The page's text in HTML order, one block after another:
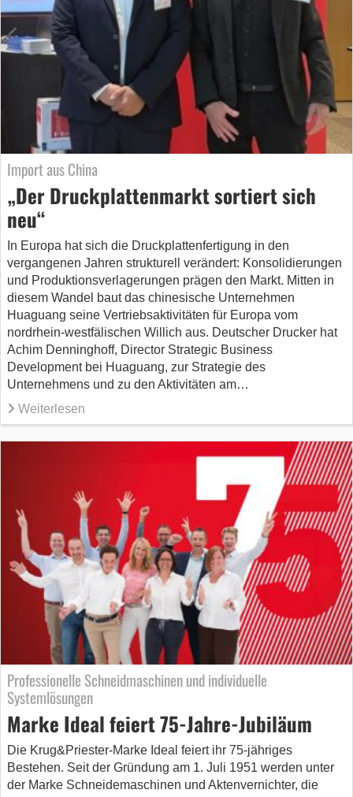
Import aus China
„Der Druckplattenmarkt sortiert sich
neu“
In Europa hat sich die Druckplattenfertigung in den
vergangenen Jahren strukturell verändert: Konsolidierungen
und Produktionsverlagerungen prägen den Markt. Mitten in
diesem Wandel baut das chinesische Unternehmen
Huaguang seine Vertriebsaktivitäten für Europa vom
nordrhein-westfälischen Willich aus. Deutscher Drucker hat
Achim Denninghoff, Director Strategic Business
Development bei Huaguang, zur Strategie des
Unternehmens und zu den Aktivitäten am…
Weiterlesen
Professionelle Schneidmaschinen und individuelle
Systemlösungen
Marke Ideal feiert 75-Jahre-Jubiläum
Die Krug&Priester-Marke Ideal feiert ihr 75-jähriges
Bestehen. Seit der Gründung am 1. Juli 1951 werden unter
der Marke Schneidemaschinen und Aktenvernichter, die